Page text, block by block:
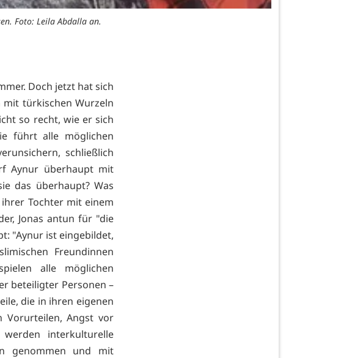
Foto: Leila Abdalla an.
Doch jetzt hat sich
mit türkischen Wurzeln
so recht, wie er sich
führt alle möglichen
schließlich
Aynur überhaupt mit
das überhaupt? Was
Tochter mit einem
Jonas antun für "die
"Aynur ist eingebildet,
Freundinnen
alle möglichen
beteiligter Personen –
die in ihren eigenen
Vorurteilen, Angst vor
interkulturelle
genommen und mit